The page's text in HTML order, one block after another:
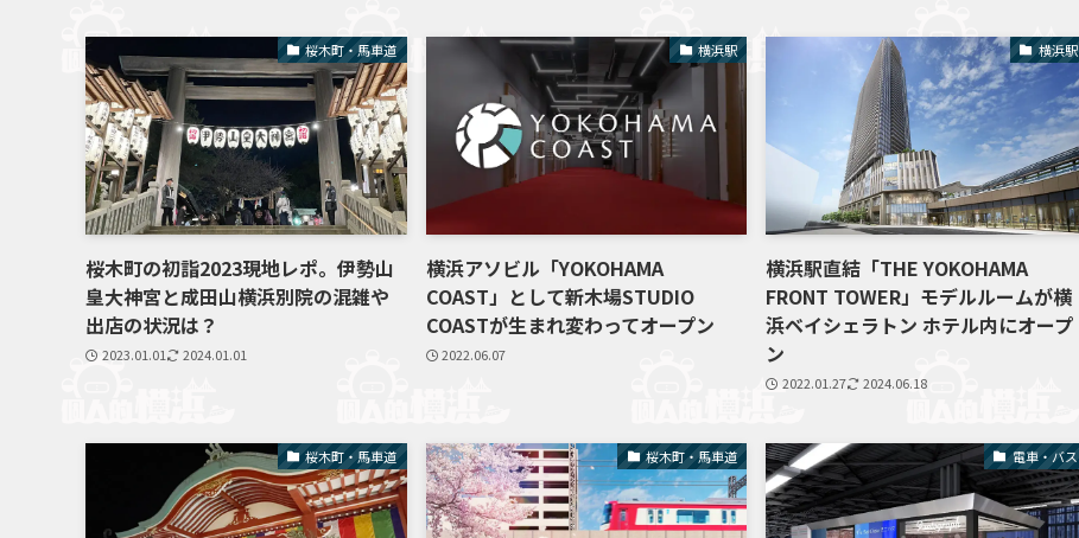
桜木町・馬車道
桜木町の初詣2023現地レポ。伊勢山
皇大神宮と成田山横浜別院の混雑や
出店の状況は？
2023.01.01 2024.01.01
横浜駅
横浜アソビル「YOKOHAMA
COAST」として新木場STUDIO
COASTが生まれ変わってオープン
2022.06.07
横浜駅
横浜駅直結「THE YOKOHAMA
FRONT TOWER」モデルルームが横
浜ベイシェラトン ホテル内にオープ
ン
2022.01.27 2024.06.18
桜木町・馬車道 桜木町・馬車道 電車・バス